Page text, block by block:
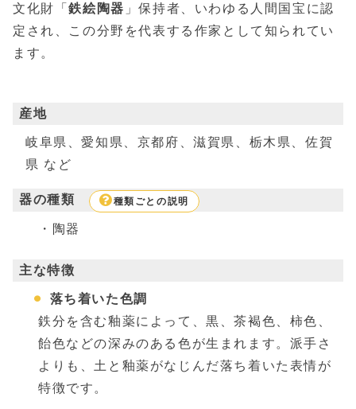
文化財「鉄絵陶器 」保持者、いわゆる人間国宝に認
定され、この分野を代表する作家として知られてい
ます。
産地
岐阜県、愛知県、京都府、滋賀県、栃木県、佐賀
県 など
器の種類 種類ごとの説明
陶器
主な特徴
落ち着いた色調
鉄分を含む釉薬によって、黒、茶褐色、柿色、
飴色などの深みのある色が生まれます。派手さ
よりも、土と釉薬がなじんだ落ち着いた表情が
特徴です。